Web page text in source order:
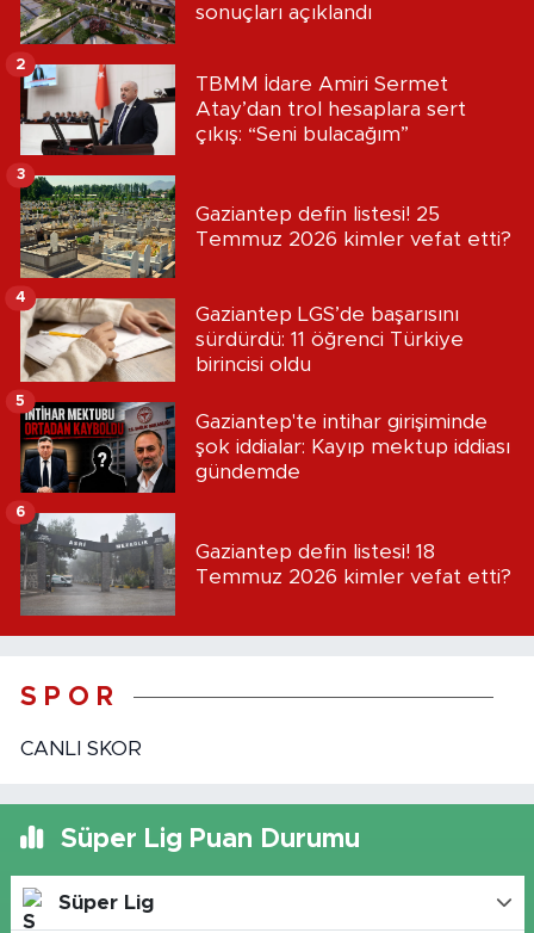
sonuçları açıklandı
TBMM İdare Amiri Sermet
Atay’dan trol hesaplara sert
çıkış: “Seni bulacağım”
2
Gaziantep defin listesi! 25
Temmuz 2026 kimler vefat etti?
3
Gaziantep LGS’de başarısını
sürdürdü: 11 öğrenci Türkiye
birincisi oldu
4
Gaziantep'te intihar girişiminde
şok iddialar: Kayıp mektup iddiası
gündemde
5
Gaziantep defin listesi! 18
Temmuz 2026 kimler vefat etti?
6
S P O R
CANLI SKOR
Süper Lig Puan Durumu
Süper Lig